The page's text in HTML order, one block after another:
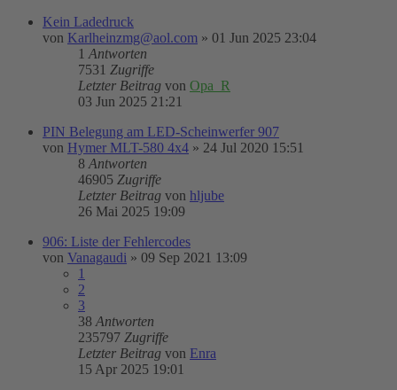
Kein Ladedruck
von Karlheinzmg@aol.com » 01 Jun 2025 23:04
1 Antworten
7531 Zugriffe
Letzter Beitrag von Opa_R
03 Jun 2025 21:21
PIN Belegung am LED-Scheinwerfer 907
von Hymer MLT-580 4x4 » 24 Jul 2020 15:51
8 Antworten
46905 Zugriffe
Letzter Beitrag von hljube
26 Mai 2025 19:09
906: Liste der Fehlercodes
von Vanagaudi » 09 Sep 2021 13:09
1
2
3
38 Antworten
235797 Zugriffe
Letzter Beitrag von Enra
15 Apr 2025 19:01